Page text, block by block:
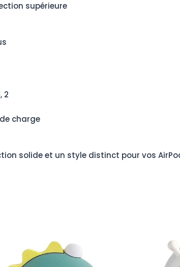
supérieure
2
charge
solide et un style distinct pour vos